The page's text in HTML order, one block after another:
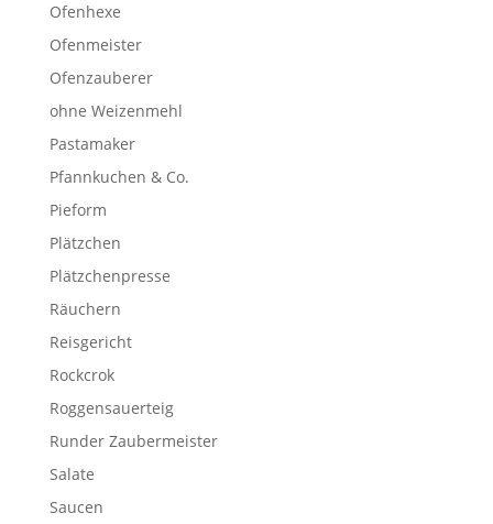
Ofenhexe
Ofenmeister
Ofenzauberer
ohne Weizenmehl
Pastamaker
Pfannkuchen & Co.
Pieform
Plätzchen
Plätzchenpresse
Räuchern
Reisgericht
Rockcrok
Roggensauerteig
Runder Zaubermeister
Salate
Saucen